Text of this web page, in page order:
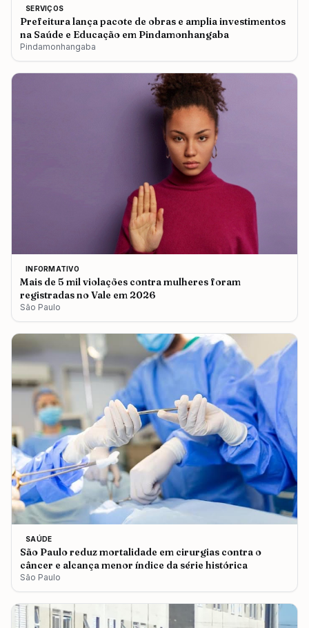
SERVIÇOS
Prefeitura lança pacote de obras e amplia investimentos
na Saúde e Educação em Pindamonhangaba
Pindamonhangaba
INFORMATIVO
Mais de 5 mil violações contra mulheres foram
registradas no Vale em 2026
São Paulo
SAÚDE
São Paulo reduz mortalidade em cirurgias contra o
câncer e alcança menor índice da série histórica
São Paulo